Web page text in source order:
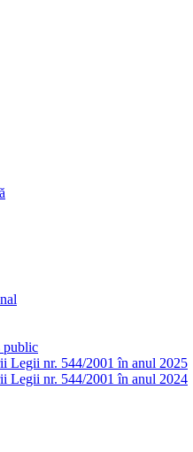
public
Legii nr. 544/2001 în anul 2025
Legii nr. 544/2001 în anul 2024